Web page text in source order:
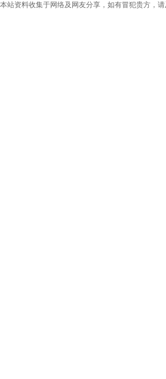
本站资料收集于网络及网友分享，如有冒犯贵方，